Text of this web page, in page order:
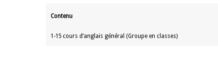
Contenu
1-15 cours d’anglais général (Groupe en classes)